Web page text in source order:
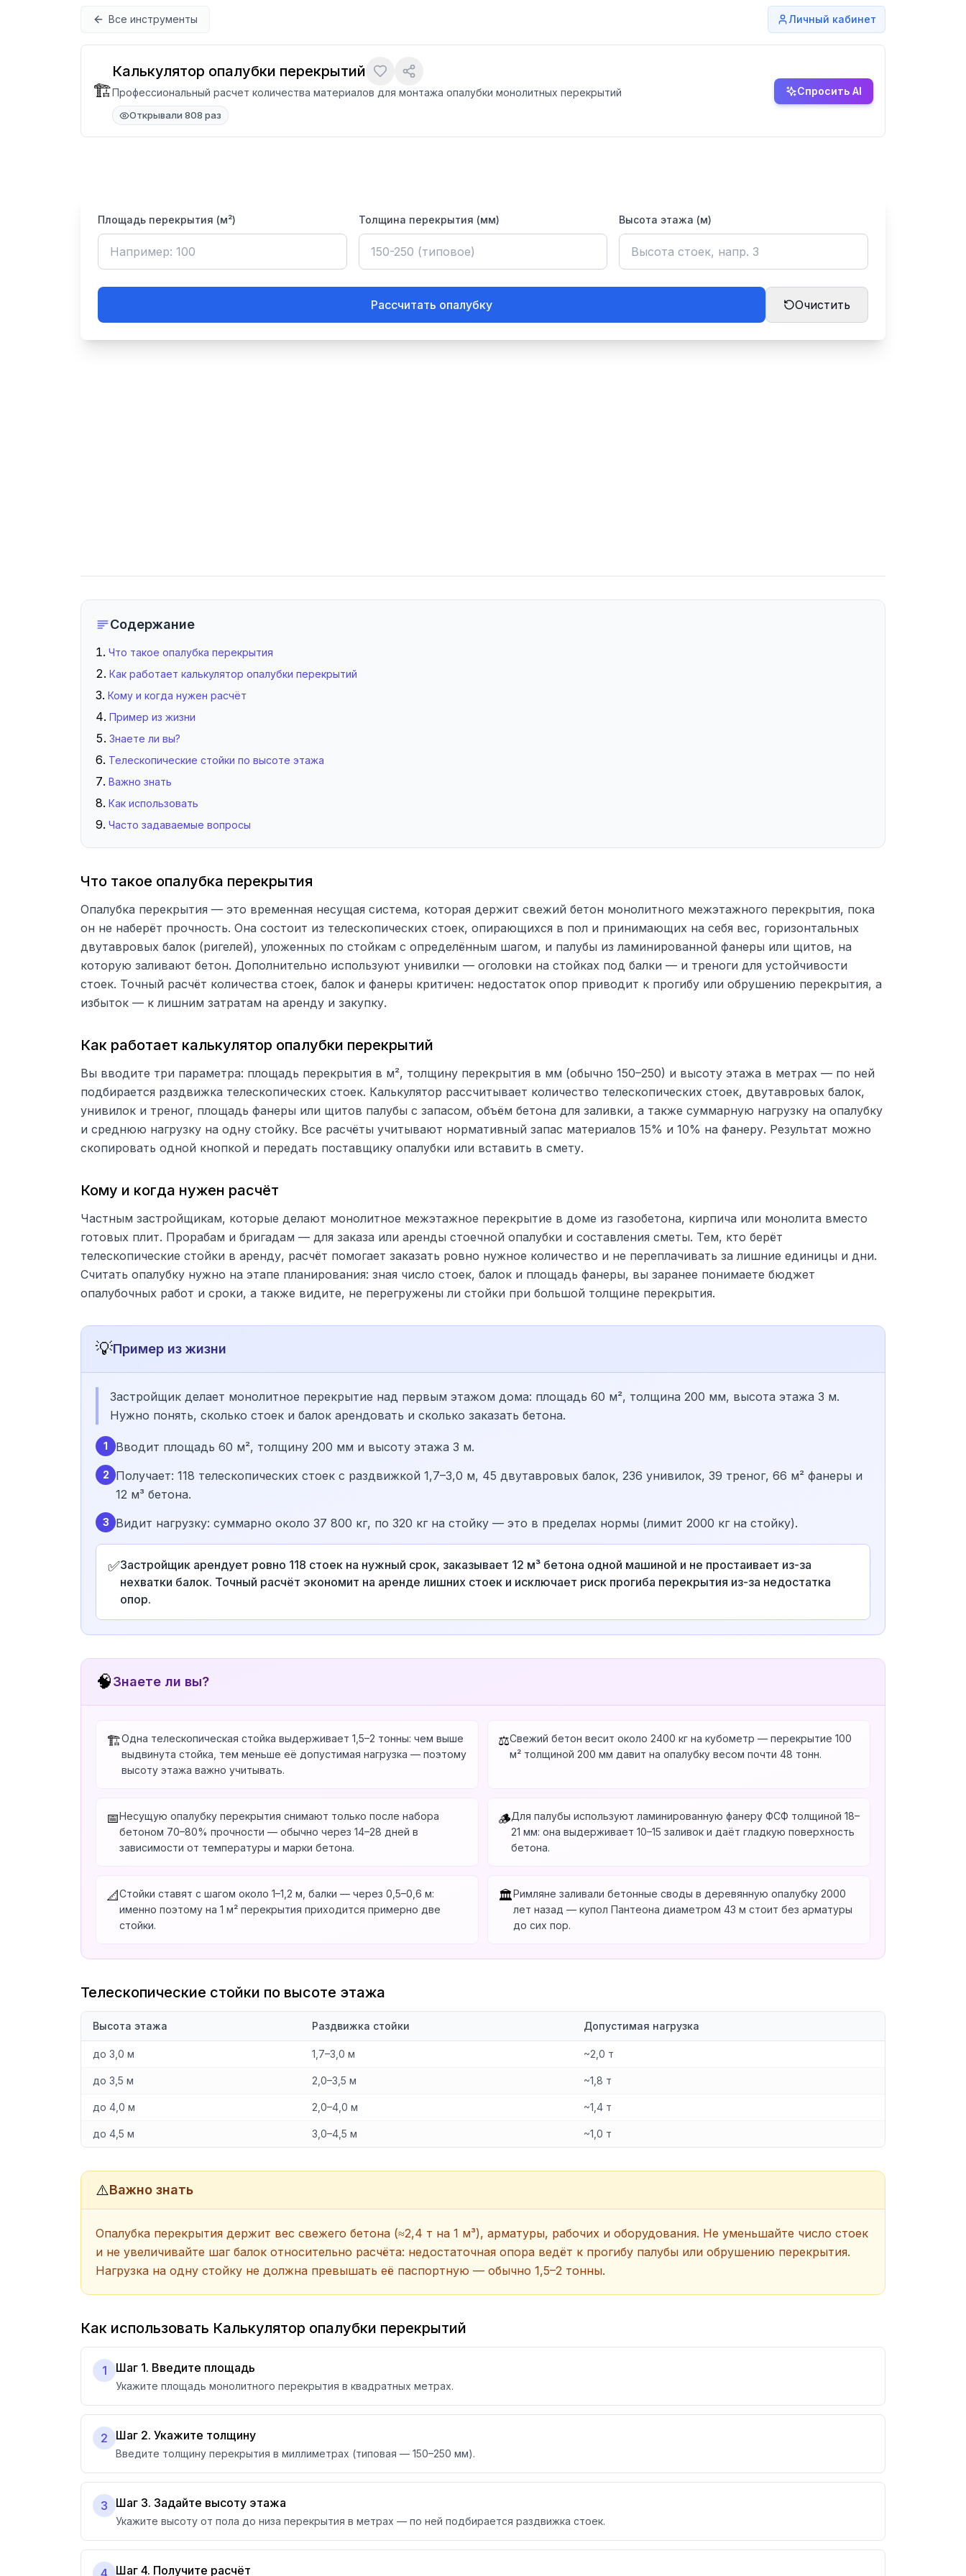
Все инструменты Личный кабинет
🏗️
Калькулятор опалубки перекрытий
Профессиональный расчет количества материалов для монтажа опалубки монолитных перекрытий
Открывали 808 раз
Спросить AI
Площадь перекрытия (м²) Толщина перекрытия (мм) Высота этажа (м)
Рассчитать опалубку Очистить
Содержание
Что такое опалубка перекрытия
Как работает калькулятор опалубки перекрытий
Кому и когда нужен расчёт
Пример из жизни
Знаете ли вы?
Телескопические стойки по высоте этажа
Важно знать
Как использовать
Часто задаваемые вопросы
Что такое опалубка перекрытия
Опалубка перекрытия — это временная несущая система, которая держит свежий бетон монолитного межэтажного перекрытия, пока
он не наберёт прочность. Она состоит из телескопических стоек, опирающихся в пол и принимающих на себя вес, горизонтальных
двутавровых балок (ригелей), уложенных по стойкам с определённым шагом, и палубы из ламинированной фанеры или щитов, на
которую заливают бетон. Дополнительно используют унивилки — оголовки на стойках под балки — и треноги для устойчивости
стоек. Точный расчёт количества стоек, балок и фанеры критичен: недостаток опор приводит к прогибу или обрушению перекрытия, а
избыток — к лишним затратам на аренду и закупку.
Как работает калькулятор опалубки перекрытий
Вы вводите три параметра: площадь перекрытия в м², толщину перекрытия в мм (обычно 150–250) и высоту этажа в метрах — по ней
подбирается раздвижка телескопических стоек. Калькулятор рассчитывает количество телескопических стоек, двутавровых балок,
унивилок и треног, площадь фанеры или щитов палубы с запасом, объём бетона для заливки, а также суммарную нагрузку на опалубку
и среднюю нагрузку на одну стойку. Все расчёты учитывают нормативный запас материалов 15% и 10% на фанеру. Результат можно
скопировать одной кнопкой и передать поставщику опалубки или вставить в смету.
Кому и когда нужен расчёт
Частным застройщикам, которые делают монолитное межэтажное перекрытие в доме из газобетона, кирпича или монолита вместо
готовых плит. Прорабам и бригадам — для заказа или аренды стоечной опалубки и составления сметы. Тем, кто берёт
телескопические стойки в аренду, расчёт помогает заказать ровно нужное количество и не переплачивать за лишние единицы и дни.
Считать опалубку нужно на этапе планирования: зная число стоек, балок и площадь фанеры, вы заранее понимаете бюджет
опалубочных работ и сроки, а также видите, не перегружены ли стойки при большой толщине перекрытия.
💡Пример из жизни
Застройщик делает монолитное перекрытие над первым этажом дома: площадь 60 м², толщина 200 мм, высота этажа 3 м.
Нужно понять, сколько стоек и балок арендовать и сколько заказать бетона.
1 Вводит площадь 60 м², толщину 200 мм и высоту этажа 3 м.
2
Получает: 118 телескопических стоек с раздвижкой 1,7–3,0 м, 45 двутавровых балок, 236 унивилок, 39 треног, 66 м² фанеры и
12 м³ бетона.
3 Видит нагрузку: суммарно около 37 800 кг, по 320 кг на стойку — это в пределах нормы (лимит 2000 кг на стойку).
✅Застройщик арендует ровно 118 стоек на нужный срок, заказывает 12 м³ бетона одной машиной и не простаивает из-за
нехватки балок. Точный расчёт экономит на аренде лишних стоек и исключает риск прогиба перекрытия из-за недостатка
опор.
🧠Знаете ли вы?
🏗️Одна телескопическая стойка выдерживает 1,5–2 тонны: чем выше
выдвинута стойка, тем меньше её допустимая нагрузка — поэтому
высоту этажа важно учитывать.
⚖️Свежий бетон весит около 2400 кг на кубометр — перекрытие 100
м² толщиной 200 мм давит на опалубку весом почти 48 тонн.
📅Несущую опалубку перекрытия снимают только после набора
бетоном 70–80% прочности — обычно через 14–28 дней в
зависимости от температуры и марки бетона.
🪵Для палубы используют ламинированную фанеру ФСФ толщиной 18–
21 мм: она выдерживает 10–15 заливок и даёт гладкую поверхность
бетона.
📐Стойки ставят с шагом около 1–1,2 м, балки — через 0,5–0,6 м:
именно поэтому на 1 м² перекрытия приходится примерно две
стойки.
🏛️Римляне заливали бетонные своды в деревянную опалубку 2000
лет назад — купол Пантеона диаметром 43 м стоит без арматуры
до сих пор.
Телескопические стойки по высоте этажа
Высота этажа Раздвижка стойки Допустимая нагрузка
до 3,0 м 1,7–3,0 м ~2,0 т
до 3,5 м 2,0–3,5 м ~1,8 т
до 4,0 м 2,0–4,0 м ~1,4 т
до 4,5 м 3,0–4,5 м ~1,0 т
⚠️Важно знать
Опалубка перекрытия держит вес свежего бетона (≈2,4 т на 1 м³), арматуры, рабочих и оборудования. Не уменьшайте число стоек
и не увеличивайте шаг балок относительно расчёта: недостаточная опора ведёт к прогибу палубы или обрушению перекрытия.
Нагрузка на одну стойку не должна превышать её паспортную — обычно 1,5–2 тонны.
Как использовать Калькулятор опалубки перекрытий
1 Шаг 1. Введите площадь
Укажите площадь монолитного перекрытия в квадратных метрах.
2 Шаг 2. Укажите толщину
Введите толщину перекрытия в миллиметрах (типовая — 150–250 мм).
3 Шаг 3. Задайте высоту этажа
Укажите высоту от пола до низа перекрытия в метрах — по ней подбирается раздвижка стоек.
4 Шаг 4. Получите расчёт